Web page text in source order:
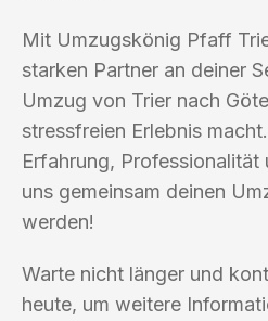
Mit Umzugskönig Pfaff
starken Partner an deiner
Umzug von Trier nach
stressfreien Erlebnis
Erfahrung,
uns gemeinsam deinen
werden!
Warte nicht länger und
heute, um weitere